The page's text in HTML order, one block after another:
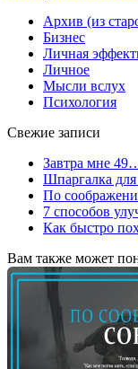
Архив (из
Бизнес
Личная
Личное
Мысли вслух
Психология
Свежие записи
Завтра мне
Шпаргалка для
По
7 способов
Как быстро
Вам также может